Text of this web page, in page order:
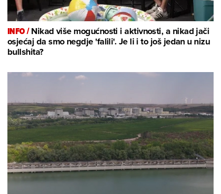
INFO /Nikad više mogućnosti i aktivnosti, a nikad jači
osjećaj da smo negdje 'falili'. Je li i to još jedan u nizu
bullshita?